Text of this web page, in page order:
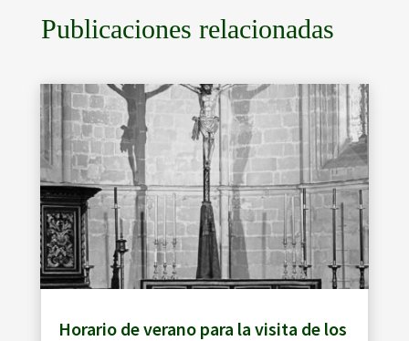
Publicaciones relacionadas
Horario de verano para la visita de los